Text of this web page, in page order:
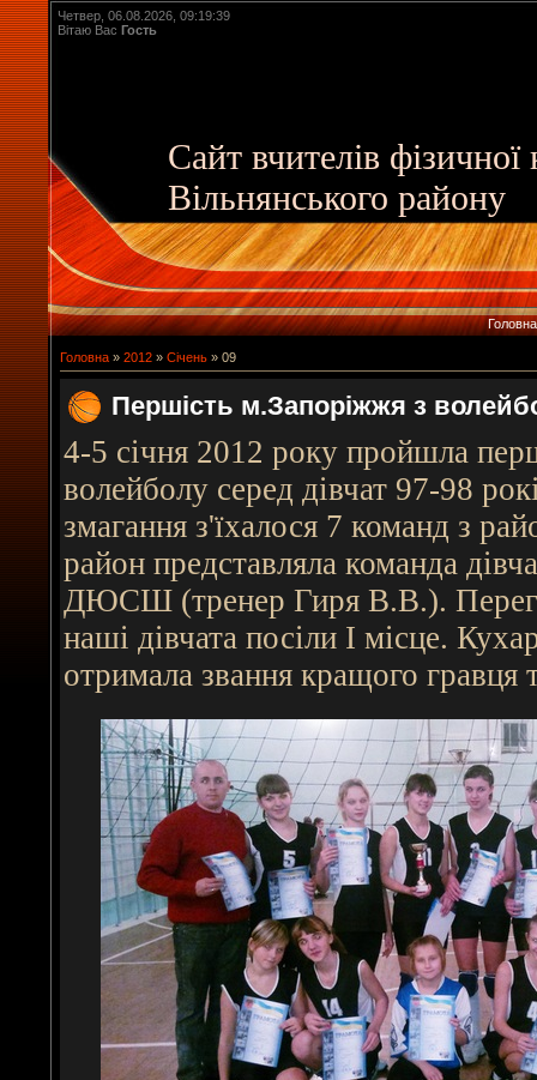
Четвер, 06.08.2026, 09:19:39
Вітаю Вас Гость
Сайт вчителів фізичної
Вільнянського району
Головна
Головна » 2012 » Січень » 09
Першість м.Запоріжжя з
4-5 січня 2012 року пройшла
волейболу серед дівчат 97-98
змагання з'їхалося 7 команд з
район представляла команда
ДЮСШ (тренер Гиря В.В.).
наші дівчата посіли І місце.
отримала звання кращого гравця